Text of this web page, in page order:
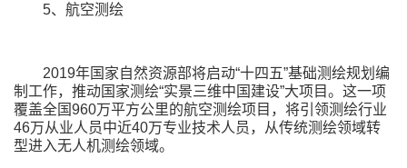
5、航空测绘
2019年国家自然资源部将启动“十四五”基础测绘规划编
制工作，推动国家测绘“实景三维中国建设”大项目。这一项
覆盖全国960万平方公里的航空测绘项目，将引领测绘行业
46万从业人员中近40万专业技术人员，从传统测绘领域转
型进入无人机测绘领域。